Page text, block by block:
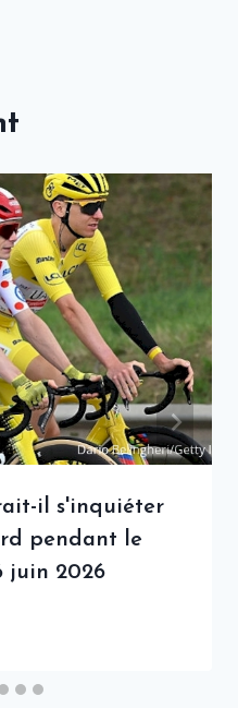
il s'inquiéter
pendant le
juin 2026